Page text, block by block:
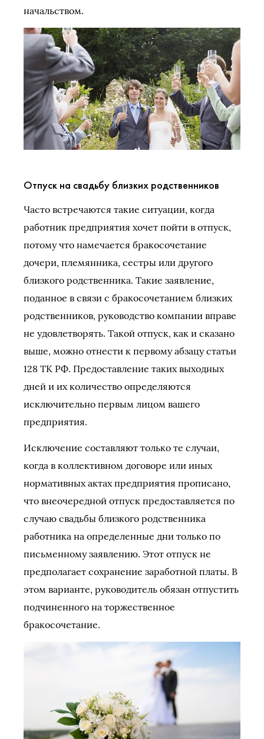
начальством.
Отпуск на свадьбу близких родственников
Часто встречаются такие ситуации, когда
работник предприятия хочет пойти в отпуск,
потому что намечается бракосочетание
дочери, племянника, сестры или другого
близкого родственника. Такие заявление,
поданное в связи с бракосочетанием близких
родственников, руководство компании вправе
не удовлетворять. Такой отпуск, как и сказано
выше, можно отнести к первому абзацу статьи
128 ТК РФ. Предоставление таких выходных
дней и их количество определяются
исключительно первым лицом вашего
предприятия.
Исключение составляют только те случаи,
когда в коллективном договоре или иных
нормативных актах предприятия прописано,
что внеочередной отпуск предоставляется по
случаю свадьбы близкого родственника
работника на определенные дни только по
письменному заявлению. Этот отпуск не
предполагает сохранение заработной платы. В
этом варианте, руководитель обязан отпустить
подчиненного на торжественное
бракосочетание.